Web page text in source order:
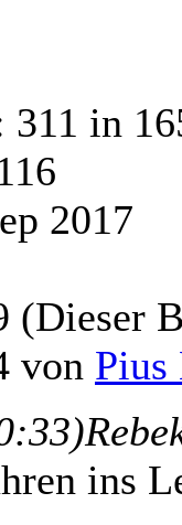
311 in
2017
(Dieser
von Pius
ins